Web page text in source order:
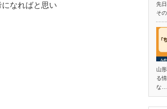
なればと思い
先
そ
山
る
な…